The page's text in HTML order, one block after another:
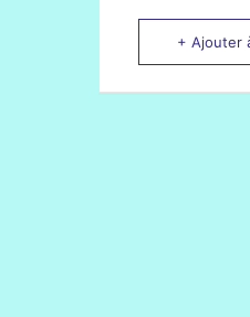
+ Ajouter